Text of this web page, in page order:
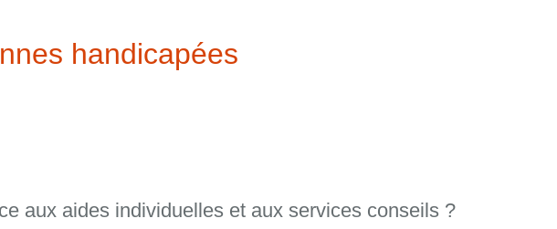
handicapées
aux aides individuelles et aux services conseils ?